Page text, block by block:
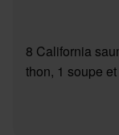
8 California
thon, 1 soupe